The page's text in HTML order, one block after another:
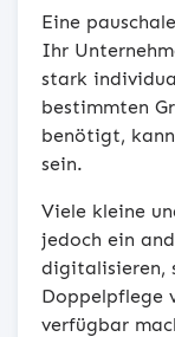
Eine
Ihr
stark
bestimmten
benötigt,
sein.
Viele kleine
jedoch ein
digitalisieren,
Doppelpflege
verfügbar